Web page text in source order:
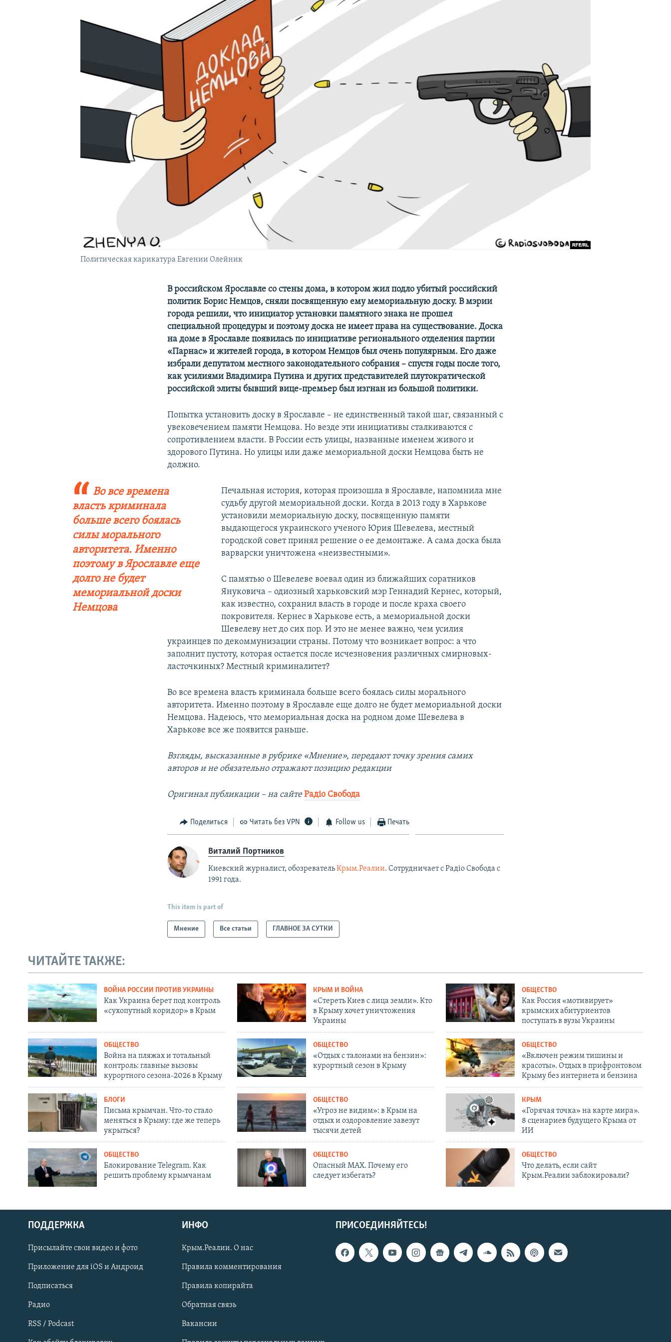
КРЫМ.НЕПОКОРЕННЫЙ
Українською
Qırımtatar
ПРИСОЕДИНЯЙТЕСЬ!
Политическая карикатура Евгении Олейник
В российском Ярославле со стены дома, в котором жил подло убитый российский
политик Борис Немцов, сняли посвященную ему мемориальную доску. В мэрии
города решили, что инициатор установки памятного знака не прошел
специальной процедуры и поэтому доска не имеет права на существование. Доска
на доме в Ярославле появилась по инициативе регионального отделения партии
«Парнас» и жителей города, в котором Немцов был очень популярным. Его даже
избрали депутатом местного законодательного собрания – спустя годы после того,
как усилиями Владимира Путина и других представителей плутократической
российской элиты бывший вице-премьер был изгнан из большой политики.
Попытка установить доску в Ярославле – не единственный такой шаг, связанный с
увековечением памяти Немцова. Но везде эти инициативы сталкиваются с
сопротивлением власти. В России есть улицы, названные именем живого и
здорового Путина. Но улицы или даже мемориальной доски Немцова быть не
должно.
Во все времена
власть криминала
больше всего боялась
силы морального
авторитета. Именно
поэтому в Ярославле еще
долго не будет
мемориальной доски
Немцова
Печальная история, которая произошла в Ярославле, напомнила мне
судьбу другой мемориальной доски. Когда в 2013 году в Харькове
установили мемориальную доску, посвященную памяти
выдающегося украинского ученого Юрия Шевелева, местный
городской совет принял решение о ее демонтаже. А сама доска была
варварски уничтожена «неизвестными».
С памятью о Шевелеве воевал один из ближайших соратников
Януковича – одиозный харьковский мэр Геннадий Кернес, который,
как известно, сохранил власть в городе и после краха своего
покровителя. Кернес в Харькове есть, а мемориальной доски
Шевелеву нет до сих пор. И это не менее важно, чем усилия
украинцев по декоммунизации страны. Потому что возникает вопрос: а что
заполнит пустоту, которая остается после исчезновения различных смирновых-
ласточкиных? Местный криминалитет?
Во все времена власть криминала больше всего боялась силы морального
авторитета. Именно поэтому в Ярославле еще долго не будет мемориальной доски
Немцова. Надеюсь, что мемориальная доска на родном доме Шевелева в
Харькове все же появится раньше.
Взгляды, высказанные в рубрике «Мнение», передают точку зрения самих
авторов и не обязательно отражают позицию редакции
Оригинал публикации – на сайтеРадіо Свобода
Поделиться Читать без VPN Follow us Печать
Виталий Портников
Киевский журналист, обозревательКрым.Реалии. Сотрудничает с Радiо Свобода с
1991 года.
This item is part of
Мнение Все статьи ГЛАВНОЕ ЗА СУТКИ
ЧИТАЙТЕ ТАКЖЕ:
ВОЙНА РОССИИ ПРОТИВ УКРАИНЫ
Как Украина берет под контроль
«сухопутный коридор» в Крым
КРЫМ И ВОЙНА
«Стереть Киев с лица земли». Кто
в Крыму хочет уничтожения
Украины
ОБЩЕСТВО
Как Россия «мотивирует»
крымских абитуриентов
поступать в вузы Украины
ОБЩЕСТВО
Война на пляжах и тотальный
контроль: главные вызовы
курортного сезона-2026 в Крыму
ОБЩЕСТВО
«Отдых с талонами на бензин»:
курортный сезон в Крыму
ОБЩЕСТВО
«Включен режим тишины и
красоты». Отдых в прифронтовом
Крыму без интернета и бензина
БЛОГИ
Письма крымчан. Что-то стало
меняться в Крыму: где же теперь
укрыться?
ОБЩЕСТВО
«Угроз не видим»: в Крым на
отдых и оздоровление завезут
тысячи детей
КРЫМ
«Горячая точка» на карте мира».
8 сценариев будущего Крыма от
ИИ
ОБЩЕСТВО
Блокирование Telegram. Как
решить проблему крымчанам
ОБЩЕСТВО
Опасный MAX. Почему его
следует избегать?
ОБЩЕСТВО
Что делать, если сайт
Крым.Реалии заблокировали?
ПРИСОЕДИНЯЙТЕСЬ!
ПОДДЕРЖКА
Присылайте свои видео и фото
Приложение для iOS и Андроид
Подписаться
Радио
RSS / Podcast
ИНФО
Крым.Реалии. О нас
Правила комментирования
Правила копирайта
Обратная связь
Вакансии